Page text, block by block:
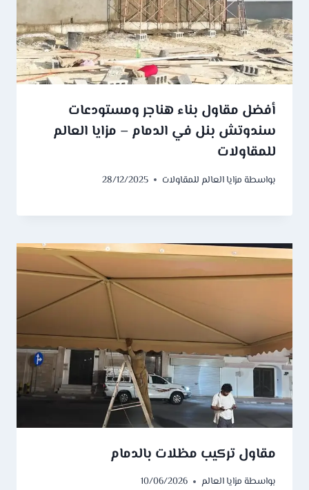
أفضل مقاول بناء هناجر ومستودعات
سندوتش بنل في الدمام – مزايا العالم
للمقاولات
بواسطة مزايا العالم للمقاولات 28/12/2025
مقاول تركيب مظلات بالدمام
بواسطة مزايا العالم 10/06/2026